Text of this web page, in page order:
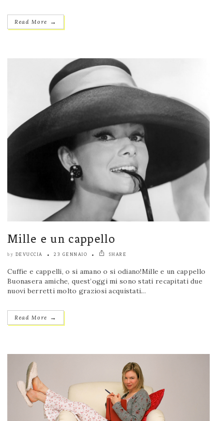
Read More →
Mille e un cappello
by DEVUCCIA 23 GENNAIO SHARE
Cuffie e cappelli, o si amano o si odiano!Mille e un cappello
Buonasera amiche, quest’oggi mi sono stati recapitati due
nuovi berretti molto graziosi acquistati...
Read More →